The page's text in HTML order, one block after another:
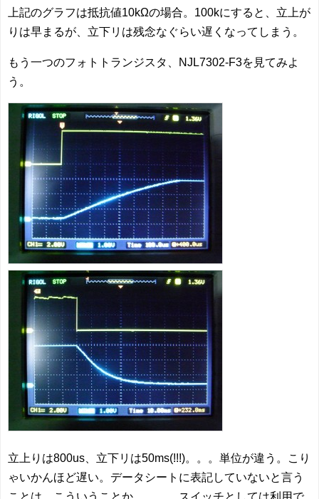
上記のグラフは抵抗値10kΩの場合。100kにすると、立上が
りは早まるが、立下リは残念なぐらい遅くなってしまう。
もう一つのフォトトランジスタ、NJL7302-F3を見てみよ
う。
立上りは800us、立下リは50ms(!!!)。。。単位が違う。こり
ゃいかんほど遅い。データシートに表記していないと言う
ことは、こういうことか。。。。スイッチとしては利用で